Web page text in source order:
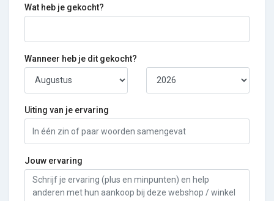
Wat heb je gekocht?
Wanneer heb je dit gekocht?
Uiting van je ervaring
Jouw ervaring